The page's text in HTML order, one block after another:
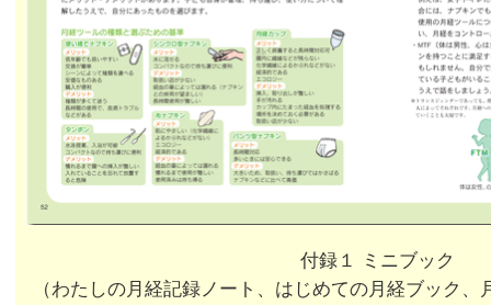
付録１ ミニブック
（わたしの月経記録ノート、はじめての月経ブック